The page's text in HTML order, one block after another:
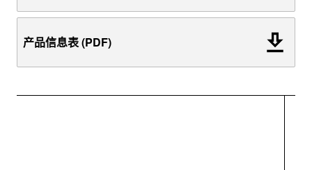
产品信息表 (PDF)